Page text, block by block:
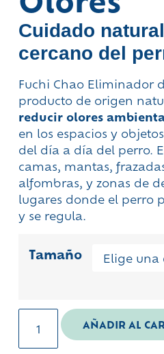
Cuidado
cercano del
Fuchi Chao Eliminador
producto de origen
reducir olores
en los espacios y
del día a día del perro.
camas, mantas,
alfombras, y zonas de
lugares donde el perro
y se regula.
Tamaño
AÑADIR AL